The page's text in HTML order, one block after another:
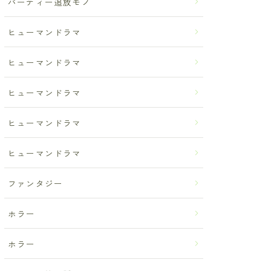
ヒューマンドラマ
ヒューマンドラマ
ヒューマンドラマ
ヒューマンドラマ
ヒューマンドラマ
ファンタジー
ホラー
ホラー